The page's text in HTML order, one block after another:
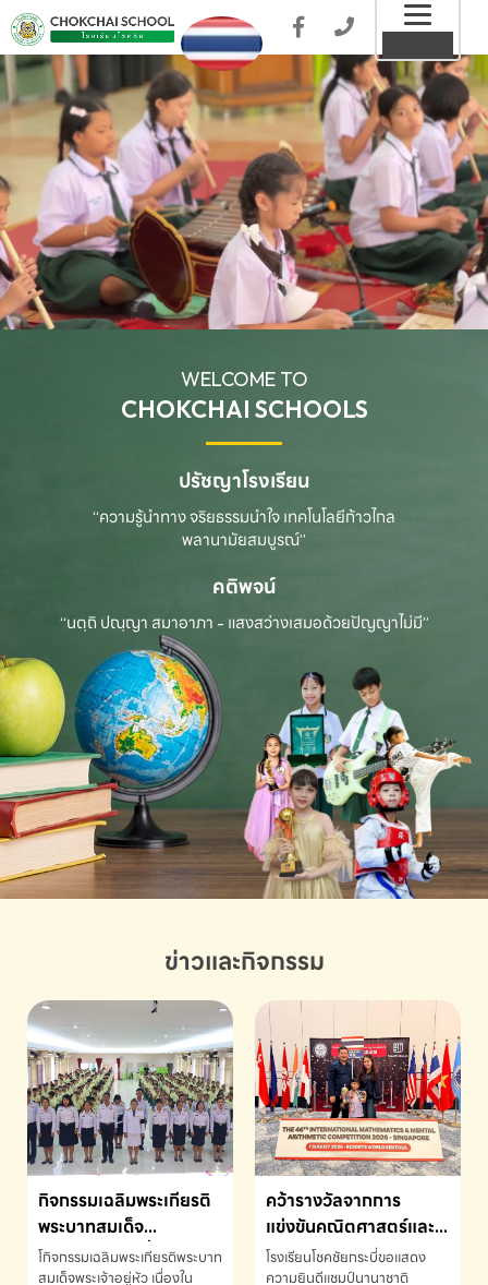
WELCOME TO
CHOKCHAI SCHOOLS
ปรัชญาโรงเรียน
“ความรู้นำทาง จริยธรรมนำใจ เทคโนโลยีก้าวไกล
พลานามัยสมบูรณ์”
คติพจน์
“นตฺถิ ปณฺญา สมาอาภา - แสงสว่างเสมอด้วยปัญญาไม่มี”
ข่าวและกิจกรรม
กิจกรรมเฉลิมพระเกียรติ
พระบาทสมเด็จ
พระเจ้าอยู่หัว เนื่องใน
โอกาสวันเฉลิม
โกิจกรรมเฉลิมพระเกียรติพระบาท
สมเด็จพระเจ้าอยู่หัว เนื่องใน
คว้ารางวัลจากการ
แข่งขันคณิตศาสตร์และ
คณิตคิดเร็วนานาชาติ
ครั้งที่ 46 ประจำปี 2569
โรงเรียนโชคชัยกระบี่ขอแสดง
ความยินดีแชมป์นานาชาติ